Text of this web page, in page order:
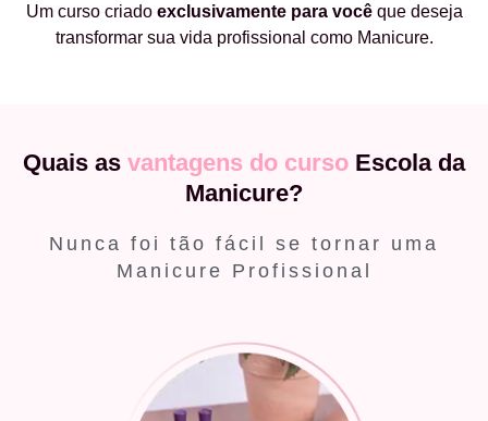
Um curso criado exclusivamente para vocêque deseja
transformar sua vida profissional como Manicure.
Quais as vantagens do curso Escola da
Manicure?
Nunca foi tão fácil se tornar uma
Manicure Profissional